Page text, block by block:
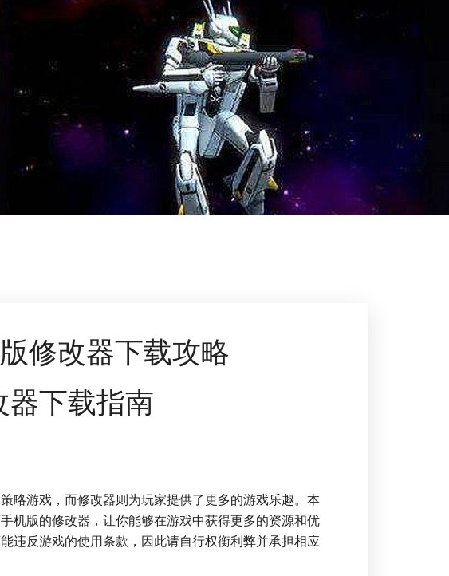
修改器下载攻略
下载指南
略游戏，而修改器则为玩家提供了更多的游戏乐趣。本
机版的修改器，让你能够在游戏中获得更多的资源和优
违反游戏的使用条款，因此请自行权衡利弊并承担相应